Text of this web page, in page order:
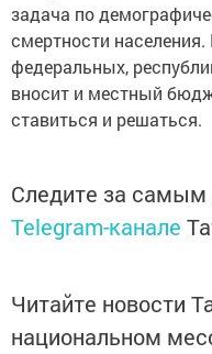
задача по
смертности
федеральных,
вносит и местный
ставиться и решаться.
Следите за
Telegram-канале
Читайте новости
национальном